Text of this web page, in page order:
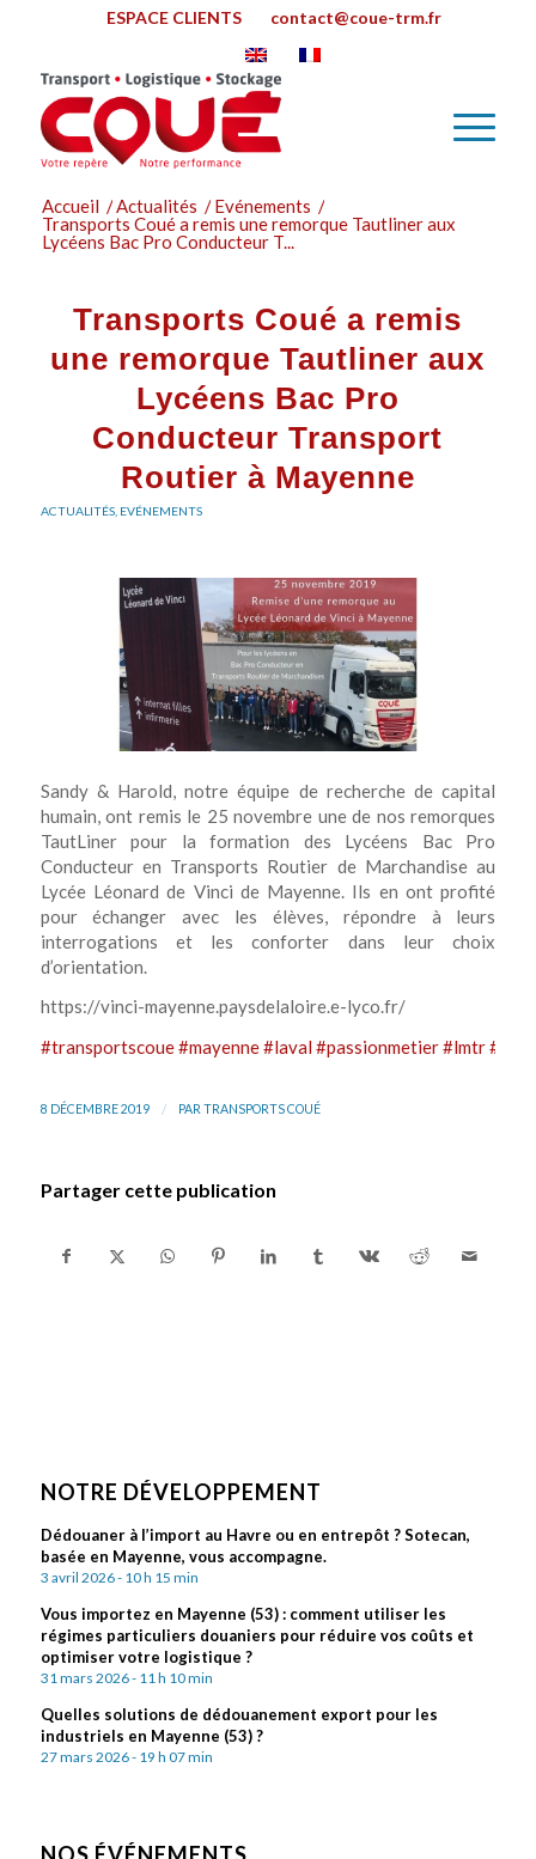
ESPACE CLIENTS contact@coue-trm.fr
Accueil /Actualités / Evénements /
Transports Coué a remis une remorque Tautliner aux
Lycéens Bac Pro Conducteur T...
Transports Coué a remis
une remorque Tautliner aux
Lycéens Bac Pro
Conducteur Transport
Routier à Mayenne
ACTUALITÉS, EVÉNEMENTS
Sandy & Harold, notre équipe de recherche de capital
humain, ont remis le 25 novembre une de nos remorques
TautLiner pour la formation des Lycéens Bac Pro
Conducteur en Transports Routier de Marchandise au
Lycée Léonard de Vinci de Mayenne. Ils en ont profité
pour échanger avec les élèves, répondre à leurs
interrogations et les conforter dans leur choix
d’orientation.
https://vinci-mayenne.paysdelaloire.e-lyco.fr/
#transportscoue#mayenne#laval #passionmetier#lmtr#
8 DÉCEMBRE 2019 / PAR TRANSPORTS COUÉ
Partager cette publication
NOTRE DÉVELOPPEMENT
Dédouaner à l’import au Havre ou en entrepôt ? Sotecan,
basée en Mayenne, vous accompagne.
3 avril 2026 - 10 h 15 min
Vous importez en Mayenne (53) : comment utiliser les
régimes particuliers douaniers pour réduire vos coûts et
optimiser votre logistique ?
31 mars 2026 - 11 h 10 min
Quelles solutions de dédouanement export pour les
industriels en Mayenne (53) ?
27 mars 2026 - 19 h 07 min